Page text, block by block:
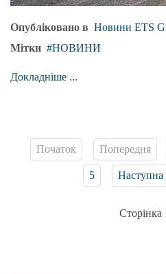
Опубліковано в Новини ETS
Мітки
НОВИНИ
Докладніше ...
Початок Попередня
5 Наступна
Сторінка